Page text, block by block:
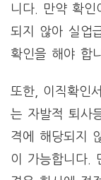
니다. 만약 확인
되지 않아 실업
확인을 해야 합
또한, 이직확인
는 자발적 퇴사
격에 해당되지
이 가능합니다.